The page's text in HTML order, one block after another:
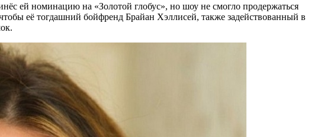
ей номинацию на «Золотой глобус», но шоу не смогло продержаться
её тогдашний бойфренд Брайан Хэллисей, также задействованный в